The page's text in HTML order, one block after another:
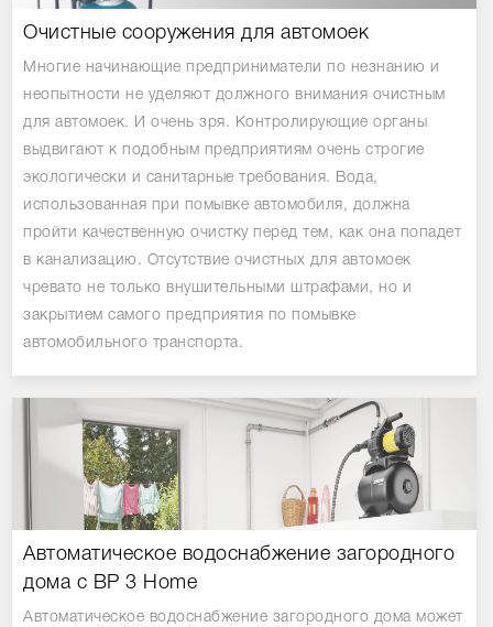
Очистные сооружения для автомоек
Многие начинающие предприниматели по незнанию и
неопытности не уделяют должного внимания очистным
для автомоек. И очень зря. Контролирующие органы
выдвигают к подобным предприятиям очень строгие
экологически и санитарные требования. Вода,
использованная при помывке автомобиля, должна
пройти качественную очистку перед тем, как она попадет
в канализацию. Отсутствие очистных для автомоек
чревато не только внушительными штрафами, но и
закрытием самого предприятия по помывке
автомобильного транспорта.
Автоматическое водоснабжение загородного
дома с BP 3 Home
Автоматическое водоснабжение загородного дома может